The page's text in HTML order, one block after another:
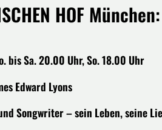
HOF
bis Sa. 20.00 Uhr, So. 18.00 Uhr
Edward Lyons
Songwriter – sein Leben, seine